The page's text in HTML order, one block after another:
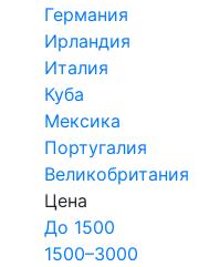
Германия
Ирландия
Италия
Куба
Мексика
Португалия
Великобритания
Цена
До 1500
1500–3000